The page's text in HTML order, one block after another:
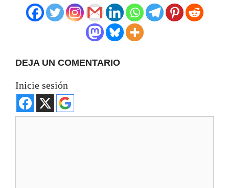
DEJA UN COMENTARIO
Inicie sesión